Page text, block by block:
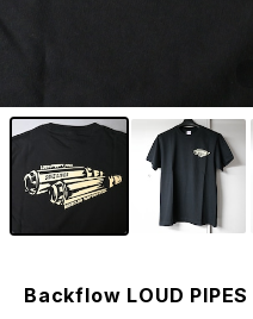
Backflow LOUD